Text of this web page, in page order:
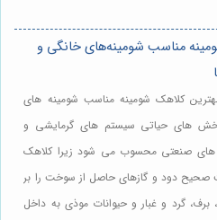
مناسب شومینه‌های خانگی و
کلاهک شومینه مناسب شومینه های
های حیاتی سیستم های گرمایشی و
های صنعتی محسوب می شود زیرا کلاهک
صحیح دود و گازهای حاصل از سوخت را بر
برف، گرد و غبار و حیوانات موذی به داخل